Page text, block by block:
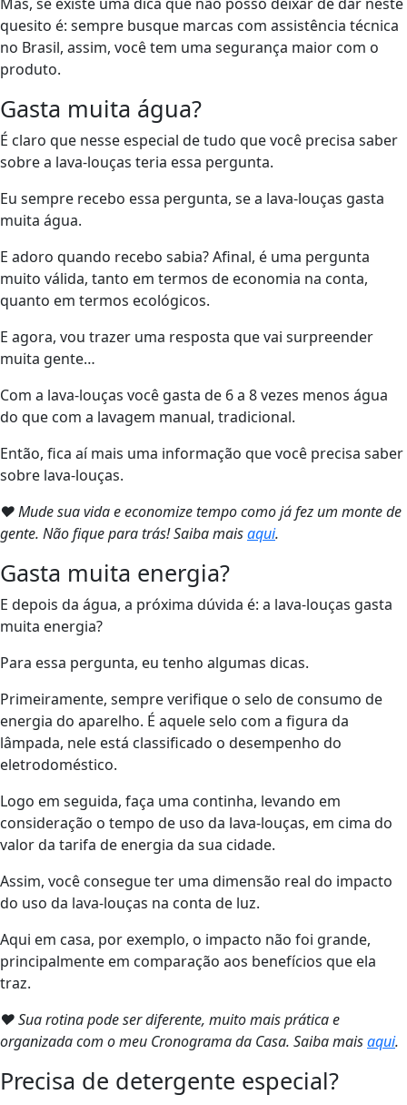
quesito é: sempre busque marcas com assistência técnica
no Brasil, assim, você tem uma segurança maior com o
produto.
Gasta muita água?
É claro que nesse especial de tudo que você precisa saber
sobre a lava-louças teria essa pergunta.
Eu sempre recebo essa pergunta, se a lava-louças gasta
muita água.
E adoro quando recebo sabia? Afinal, é uma pergunta
muito válida, tanto em termos de economia na conta,
quanto em termos ecológicos.
E agora, vou trazer uma resposta que vai surpreender
muita gente…
Com a lava-louças você gasta de 6 a 8 vezes menos água
do que com a lavagem manual, tradicional.
Então, fica aí mais uma informação que você precisa saber
sobre lava-louças.
❤ Mude sua vida e economize tempo como já fez um monte de
gente. Não fique para trás! Saiba maisaqui.
Gasta muita energia?
E depois da água, a próxima dúvida é: a lava-louças gasta
muita energia?
Para essa pergunta, eu tenho algumas dicas.
Primeiramente, sempre verifique o selo de consumo de
energia do aparelho. É aquele selo com a figura da
lâmpada, nele está classificado o desempenho do
eletrodoméstico.
Logo em seguida, faça uma continha, levando em
consideração o tempo de uso da lava-louças, em cima do
valor da tarifa de energia da sua cidade.
Assim, você consegue ter uma dimensão real do impacto
do uso da lava-louças na conta de luz.
Aqui em casa, por exemplo, o impacto não foi grande,
principalmente em comparação aos benefícios que ela
traz.
❤ Sua rotina pode ser diferente, muito mais prática e
organizada com o meu Cronograma da Casa. Saiba maisaqui.
Precisa de detergente especial?